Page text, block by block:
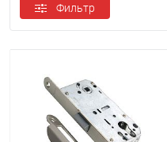
Фильтр